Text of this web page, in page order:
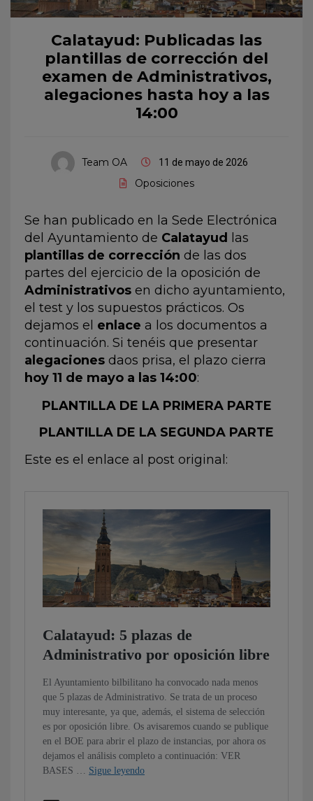
Calatayud: Publicadas las
plantillas de corrección del
examen de Administrativos,
alegaciones hasta hoy a las
14:00
Team OA 11 de mayo de 2026
Oposiciones
Se han publicado en la Sede Electrónica
del Ayuntamiento de Calatayud las
plantillas de corrección de las dos
partes del ejercicio de la oposición de
Administrativos en dicho ayuntamiento,
el test y los supuestos prácticos. Os
dejamos el enlace a los documentos a
continuación. Si tenéis que presentar
alegaciones daos prisa, el plazo cierra
hoy 11 de mayo a las 14:00:
PLANTILLA DE LA PRIMERA PARTE
PLANTILLA DE LA SEGUNDA PARTE
Este es el enlace al post original: